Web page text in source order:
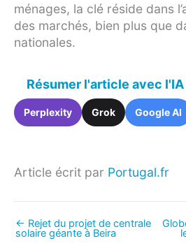
ménages, la clé réside dans
des marchés, bien plus que
nationales.
Résumer l'article avec
Perplexity Grok Google AI
Article écrit par Portugal.fr
← Rejet du projet de centrale
solaire géante à Beira